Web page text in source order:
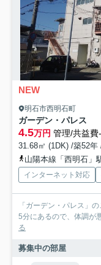
NEW
明石市西明石町
ガーデン・パレス
4.5万円 管理/共益費-
31.68㎡ (1DK) /築52年
山陽本線「西明石」
インターネット対応
「ガーデン・パレス」
5分にあるので、体調が
る
募集中の部屋